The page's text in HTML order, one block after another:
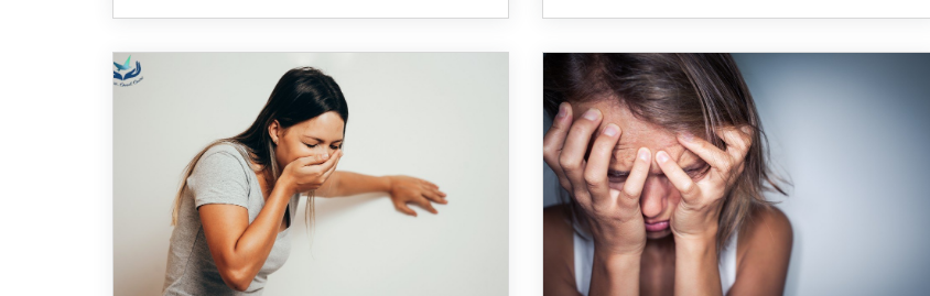
tudna – mindenki más és más dolgokra
tartalmaz arra vonatkozóan, hogyan
segíthet a környezetében pánikrohamban
napról a másikra kerülnek a gyerekek
cégek zárnak be, ellehetetlenülnek
egészségügyi intézmények. Rég
betervezett programokat: